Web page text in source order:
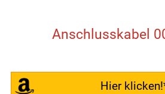
Anschlusskabel
Hier